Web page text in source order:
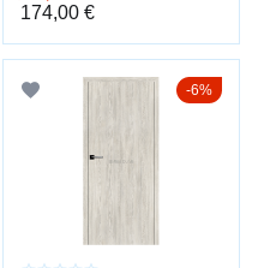
174,00 €
6%